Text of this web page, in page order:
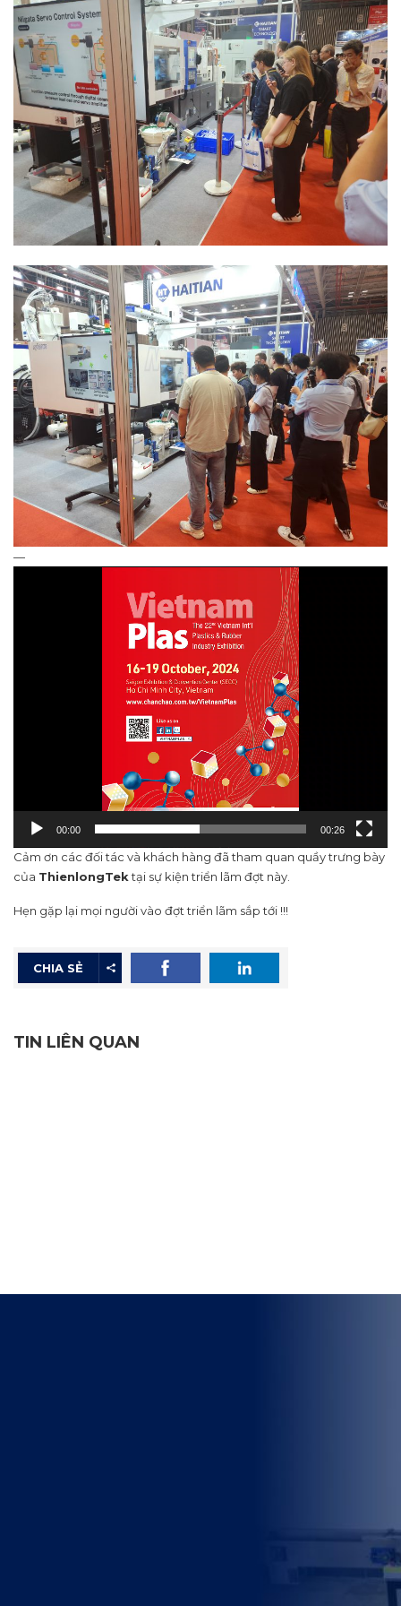
—
00:00 00:26
Cảm ơn các đối tác và khách hàng đã tham quan quầy trưng bày
của ThienlongTektại sự kiện triển lãm đợt này.
Hẹn gặp lại mọi người vào đợt triển lãm sắp tới !!!
CHIA SẺ
TIN LIÊN QUAN